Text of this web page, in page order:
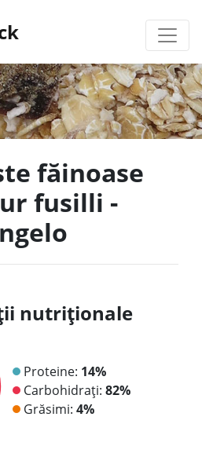
făinoase
fusilli -
nutriționale
Proteine: 14%
Carbohidrați: 82%
Grăsimi: 4%